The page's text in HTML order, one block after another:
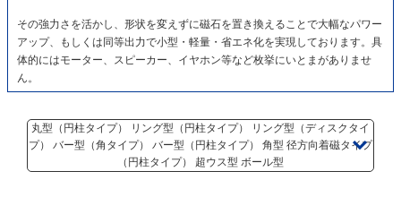
その強力さを活かし、形状を変えずに磁石を置き換えることで大幅なパワー
アップ、もしくは同等出力で小型・軽量・省エネ化を実現しております。具
体的にはモーター、スピーカー、イヤホン等など枚挙にいとまがありませ
ん。
丸型（円柱タイプ） リング型（円柱タイプ） リング型（ディスクタイ
プ） バー型（角タイプ） バー型（円柱タイプ） 角型 径方向着磁タイプ
（円柱タイプ） 超ウス型 ボール型